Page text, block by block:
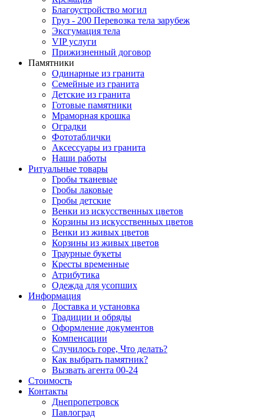
Благоустройство могил
Груз - 200 Перевозка тела зарубеж
Эксгумация тела
VIP услуги
Прижизненный договор
Памятники
Одинарные из гранита
Семейные из гранита
Детские из гранита
Готовые памятники
Мраморная крошка
Оградки
Фототаблички
Аксессуары из гранита
Наши работы
Ритуальные товары
Гробы тканевые
Гробы лаковые
Гробы детские
Венки из искусственных цветов
Корзины из искусственных цветов
Венки из живых цветов
Корзины из живых цветов
Траурные букеты
Кресты временные
Атрибутика
Одежда для усопших
Информация
Доставка и установка
Традиции и обряды
Оформление документов
Компенсации
Случилось горе, Что делать?
Как выбрать памятник?
Вызвать агента 00-24
Стоимость
Контакты
Днепропетровск
Павлоград